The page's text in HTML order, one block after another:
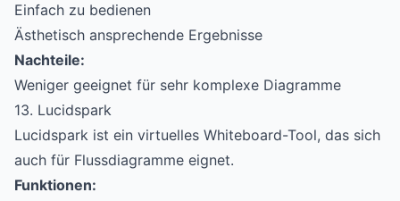
Einfach zu bedienen
Ästhetisch ansprechende Ergebnisse
Nachteile:
Weniger geeignet für sehr komplexe Diagramme
13. Lucidspark
Lucidspark ist ein virtuelles Whiteboard-Tool, das sich
auch für Flussdiagramme eignet.
Funktionen: